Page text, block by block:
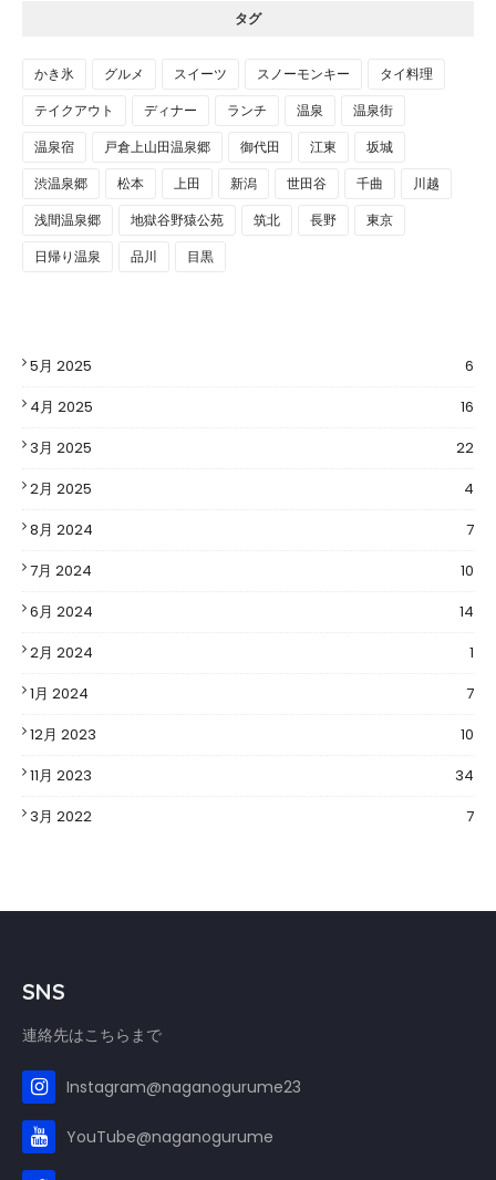
タグ
かき氷 グルメ スイーツ スノーモンキー
タイ料理
テイクアウト
ディナー ランチ 温泉
温泉街
温泉宿
戸倉上山田温泉郷 御代田 江東
坂城
渋温泉郷
松本 上田 新潟 世田谷 千曲
川越
浅間温泉郷
地獄谷野猿公苑 筑北 長野
東京
日帰り温泉
品川 目黒
5月 2025
6
4月 2025
16
3月 2025
22
2月 2025
4
8月 2024
7
7月 2024
10
6月 2024
14
2月 2024
1
1月 2024
7
12月 2023
10
11月 2023
34
3月 2022
7
SNS
連絡先はこちらまで
Instagram@naganogurume23
YouTube@naganogurume